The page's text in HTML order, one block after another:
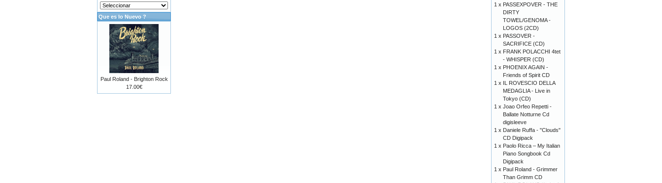
Que es lo Nuevo ?
Paul Roland - Brighton Rock
17.00€
1 x PASSEXPOVER - THE
DIRTY
TOWEL/GENOMA -
LOGOS (2CD)
1 x PASSOVER -
SACRIFICE (CD)
1 x FRANK POLACCHI 4tet
- WHISPER (CD)
1 x PHOENIX AGAIN -
Friends of Spirit CD
1 x IL ROVESCIO DELLA
MEDAGLIA - Live in
Tokyo (CD)
1 x Joao Orfeo Repetti -
Ballate Notturne Cd
digisleeve
1 x Daniele Ruffa - "Clouds"
CD Digipack
1 x Paolo Ricca – My Italian
Piano Songbook Cd
Digipack
1 x Paul Roland - Grimmer
Than Grimm CD